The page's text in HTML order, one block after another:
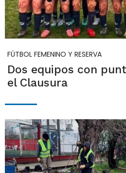
FÚTBOL FEMENINO Y RESERVA
Dos equipos con
el Clausura